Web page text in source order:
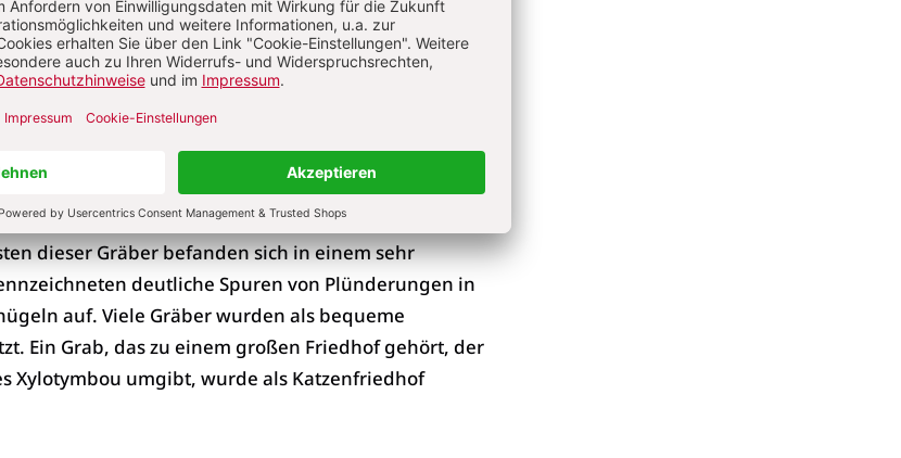
gehörten drei Steinbrüche an der Küste. In einem
die anscheinend zum Verladen von
einem anderen Steinbruch gab es Dutzende von
Schleifsteinabtragungen, die, wenn sie unmittelbar
Kleeblattformen im Gesteinsbett hinterließen.
große Flächen von Felsengräbern über
dieser Gräber befanden sich in einem sehr
deutliche Spuren von Plünderungen in
auf. Viele Gräber wurden als bequeme
Ein Grab, das zu einem großen Friedhof gehört, der
Xylotymbou umgibt, wurde als Katzenfriedhof